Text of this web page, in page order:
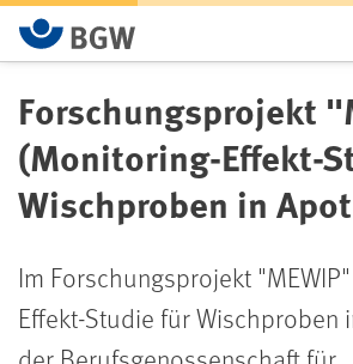
Zum Hauptinhalt springen
Forschungsprojekt
(Monitoring-Effekt-
Wischproben in
Im Forschungsprojekt
Effekt-Studie für Wischproben